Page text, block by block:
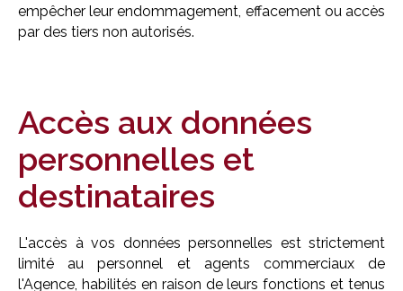
empêcher leur endommagement, effacement ou accès
par des tiers non autorisés.
Accès aux données
personnelles et
destinataires
L'accès à vos données personnelles est strictement
limité au personnel et agents commerciaux de
l'Agence, habilités en raison de leurs fonctions et tenus